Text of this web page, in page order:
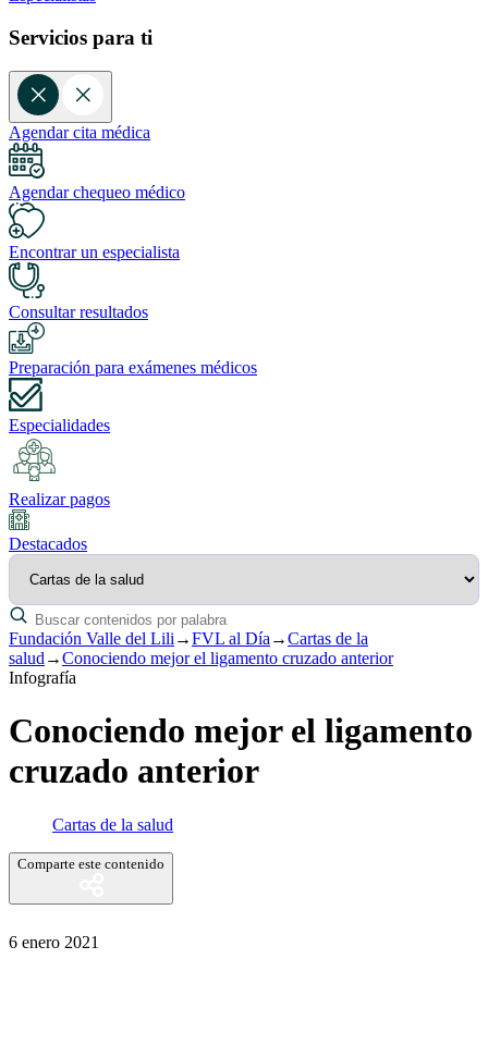
Servicios para ti
Agendar cita médica
Agendar chequeo médico
Encontrar un especialista
Consultar resultados
Preparación para exámenes médicos
Especialidades
Realizar pagos
Destacados
Fundación Valle del Lili →FVL al Día →Cartas de la
salud →Conociendo mejor el ligamento cruzado anterior
Infografía
Conociendo mejor el ligamento
cruzado anterior
Cartas de la salud
Comparte este contenido
6 enero 2021